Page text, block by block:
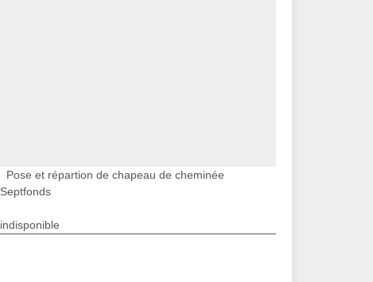
Pose et répartion de chapeau de cheminée
Septfonds
indisponible